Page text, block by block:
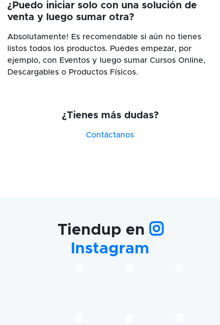
¿Puedo iniciar solo con una solución de
venta y luego sumar otra?
Absolutamente! Es recomendable si aún no tienes
listos todos los productos. Puedes empezar, por
ejemplo, con Eventos y luego sumar Cursos Online,
Descargables o Productos Físicos.
¿Tienes más dudas?
Contáctanos
Tiendup en
Instagram